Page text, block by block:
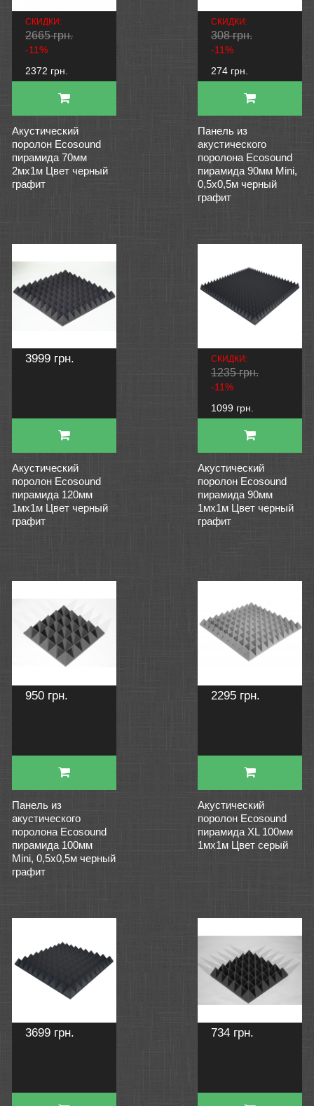
СКИДКИ:
2665 грн.
-11%
2372 грн.
Акустический
поролон Ecosound
пирамида 70мм
2мх1м Цвет черный
графит
СКИДКИ:
308 грн.
-11%
274 грн.
Панель из
акустического
поролона Ecosound
пирамида 90мм Mini,
0,5х0,5м черный
графит
3999 грн.
Акустический
поролон Ecosound
пирамида 120мм
1мх1м Цвет черный
графит
СКИДКИ:
1235 грн.
-11%
1099 грн.
Акустический
поролон Ecosound
пирамида 90мм
1мх1м Цвет черный
графит
950 грн.
Панель из
акустического
поролона Ecosound
пирамида 100мм
Mini, 0,5х0,5м черный
графит
2295 грн.
Акустический
поролон Ecosound
пирамида XL 100мм
1мх1м Цвет серый
3699 грн. 734 грн.